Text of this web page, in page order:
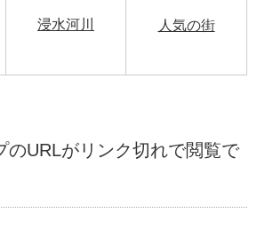
浸水河川 人気の街
のURLがリンク切れで閲覧で